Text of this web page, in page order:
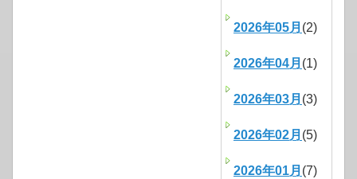
2026年05月 (2)
2026年04月 (1)
2026年03月 (3)
2026年02月 (5)
2026年01月 (7)